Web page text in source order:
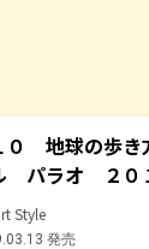
０ 地球の歩
パラオ ２０
Style
発売